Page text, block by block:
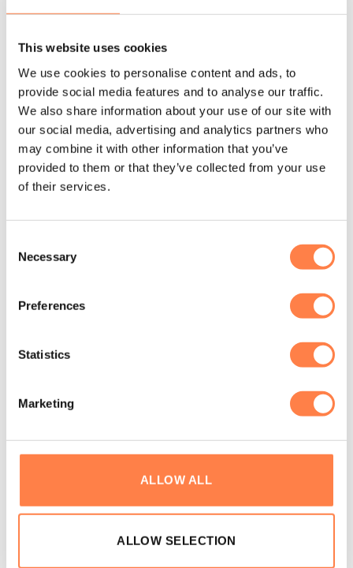
This website uses cookies
We use cookies to personalise content and ads, to
provide social media features and to analyse our traffic.
We also share information about your use of our site with
our social media, advertising and analytics partners who
may combine it with other information that you’ve
provided to them or that they’ve collected from your use
of their services.
Selection
Necessary
Preferences
Statistics
Marketing
ALLOW ALL
ALLOW SELECTION
Garantie
Op deze retrofit kit zit een 10 jarige garantie.
Levering
Deze kit kan niet worden verzonden met normale
postbedrijven, wat inhoudt dat deze alleen met
Reformers en kits zijn uitgesloten van ons beleid voor
verzendtarieven
De levertijd is daardoor in onderling overleg.